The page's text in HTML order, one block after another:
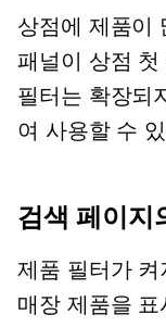
상점에 제품이
패널이 상점
필터는 확장되
여 사용할 수
검색 페이지
제품 필터가
매장 제품을